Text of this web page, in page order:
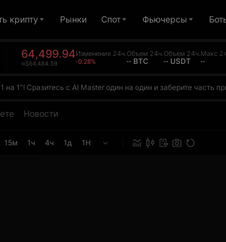
крипту Рынки Спот Фьючерсы
64,499.94
≈$64,484.59
Изменение 24ч.
-0.28%
Объем 24ч.
-- BTC
Объем 24ч.
-- USDT
Макс
--
на 1"! Сразитесь с AI Master один на один и заберите часть
Новости
15м 1ч 4ч 1д 1Н